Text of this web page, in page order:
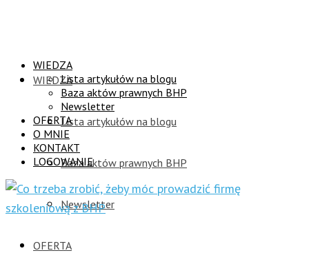
WIEDZA
Lista artykułów na blogu
Baza aktów prawnych BHP
Newsletter
OFERTA
WIEDZA
Lista artykułów na blogu
Baza aktów prawnych BHP
Newsletter
OFERTA
O MNIE
KONTAKT
LOGOWANIE